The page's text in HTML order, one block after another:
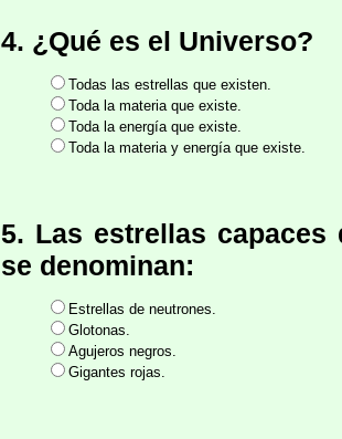
4. ¿Qué es el Universo?
Todas las estrellas que existen.
Toda la materia que existe.
Toda la energía que existe.
Toda la materia y energía que existe.
5. Las estrellas
se denominan:
Estrellas de neutrones.
Glotonas.
Agujeros negros.
Gigantes rojas.